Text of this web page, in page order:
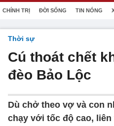
CHÍNH TRỊ ĐỜI SỐNG TIN NÓNG
Thời sự
Cú thoát chết
đèo Bảo Lộc
Dù chở theo vợ và con
chạy với tốc độ cao,